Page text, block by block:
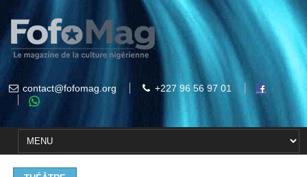
contact@fofomag.org +227 96 56 97 01